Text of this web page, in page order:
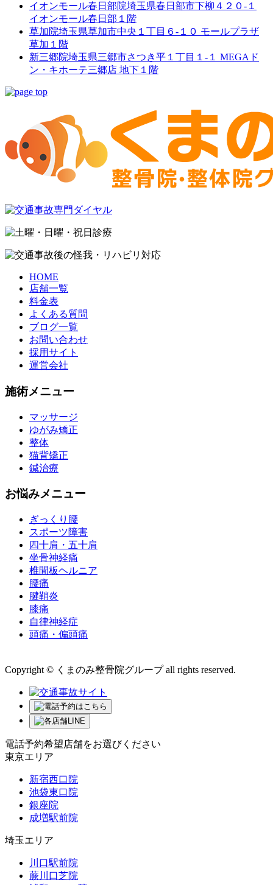
イオンモール春日部院埼玉県春日部市下柳４２０-１
イオンモール春日部１階
草加院埼玉県草加市中央１丁目６-１０ モールプラザ
草加１階
新三郷院埼玉県三郷市さつき平１丁目１-１ MEGAド
ン・キホーテ三郷店 地下１階
HOME
店舗一覧
料金表
よくある質問
ブログ一覧
お問い合わせ
採用サイト
運営会社
施術メニュー
マッサージ
ゆがみ矯正
整体
猫背矯正
鍼治療
お悩みメニュー
ぎっくり腰
スポーツ障害
四十肩・五十肩
坐骨神経痛
椎間板ヘルニア
腰痛
腱鞘炎
膝痛
自律神経症
頭痛・偏頭痛
Copyright © くまのみ整骨院グループ all rights reserved.
電話予約希望店舗をお選びください
東京エリア
新宿西口院
池袋東口院
銀座院
成増駅前院
埼玉エリア
川口駅前院
蕨川口芝院